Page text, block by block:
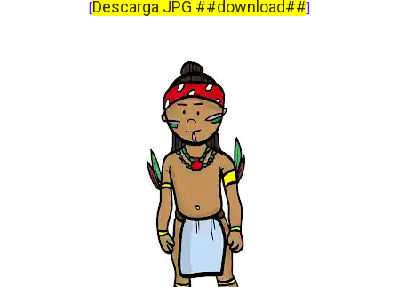
[Descarga JPG ##download##]